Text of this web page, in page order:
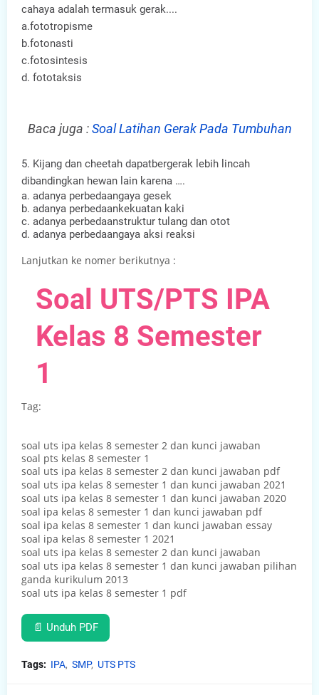
cahaya adalah termasuk gerak....
a.fototropisme
b.fotonasti
c.fotosintesis
d. fototaksis
Baca juga :Soal Latihan Gerak Pada Tumbuhan
5. Kijang dan cheetah dapatbergerak lebih lincah
dibandingkan hewan lain karena ….
a. adanya perbedaangaya gesek
b. adanya perbedaankekuatan kaki
c. adanya perbedaanstruktur tulang dan otot
d. adanya perbedaangaya aksi reaksi
Lanjutkan ke nomer berikutnya :
Soal UTS/PTS IPA
Kelas 8 Semester
1
Tag:
soal uts ipa kelas 8 semester 2 dan kunci jawaban
soal pts kelas 8 semester 1
soal uts ipa kelas 8 semester 2 dan kunci jawaban pdf
soal uts ipa kelas 8 semester 1 dan kunci jawaban 2021
soal uts ipa kelas 8 semester 1 dan kunci jawaban 2020
soal ipa kelas 8 semester 1 dan kunci jawaban pdf
soal ipa kelas 8 semester 1 dan kunci jawaban essay
soal ipa kelas 8 semester 1 2021
soal uts ipa kelas 8 semester 2 dan kunci jawaban
soal uts ipa kelas 8 semester 1 dan kunci jawaban pilihan
ganda kurikulum 2013
soal uts ipa kelas 8 semester 1 pdf
📄 Unduh PDF
Tags: IPA SMP UTS PTS